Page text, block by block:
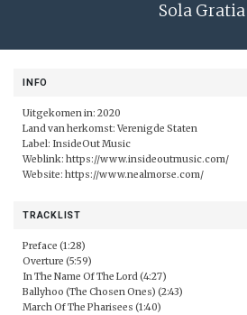
Sola Gratia
INFO
Uitgekomen in: 2020
Land van herkomst: Verenigde Staten
Label: InsideOut Music
Weblink: https://www.insideoutmusic.com/
Website: https://www.nealmorse.com/
TRACKLIST
Preface (1:28)
Overture (5:59)
In The Name Of The Lord (4:27)
Ballyhoo (The Chosen Ones) (2:43)
March Of The Pharisees (1:40)